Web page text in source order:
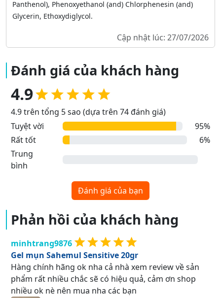
Panthenol), Phenoxyethanol (and) Chlorphenesin (and)
Glycerin, Ethoxydiglycol.
Cập nhật lúc: 27/07/2026
Đánh giá của khách hàng
4.9
4.9 trên tổng 5 sao (dựa trên 74 đánh giá)
Tuyệt vời
95%
Rất tốt
6%
Trung
bình
Đánh giá của bạn
Phản hồi của khách hàng
minhtrang9876
Gel mụn Sahemul Sensitive 20gr
Hàng chính hãng ok nha cả nhà xem review về sản
phẩm rất nhiều chắc sẽ có hiệu quả, cảm ơn shop
nhiều ok nè nên mua nha các bạn